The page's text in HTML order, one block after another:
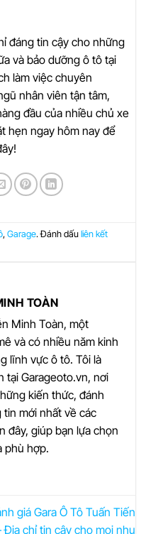
đáng tin cậy cho những
và bảo dưỡng ô tô tại
làm việc chuyên
nhân viên tận tâm,
đầu của nhiều chủ xe
hẹn ngay hôm nay để
,Garage. Đánh dấuliên kết
TOÀN
Minh Toàn, một
và có nhiều năm kinh
lĩnh vực ô tô. Tôi là
tại Garageoto.vn, nơi
kiến thức, đánh
tin mới nhất về các
đây, giúp bạn lựa chọn
phù hợp.
giá Gara Ô Tô Tuấn Tiến
Địa chỉ tin cậy cho mọi nhu